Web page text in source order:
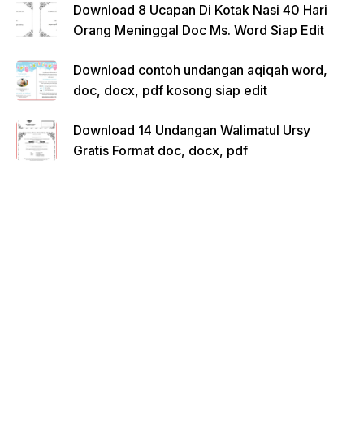
Download 8 Ucapan Di Kotak Nasi 40 Hari
Orang Meninggal Doc Ms. Word Siap Edit
Download contoh undangan aqiqah word,
doc, docx, pdf kosong siap edit
Download 14 Undangan Walimatul Ursy
Gratis Format doc, docx, pdf